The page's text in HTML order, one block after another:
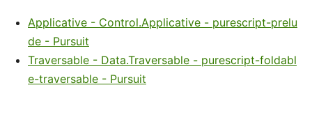
Applicative - Control.Applicative - purescript-prelu
de - Pursuit
Traversable - Data.Traversable - purescript-foldabl
e-traversable - Pursuit